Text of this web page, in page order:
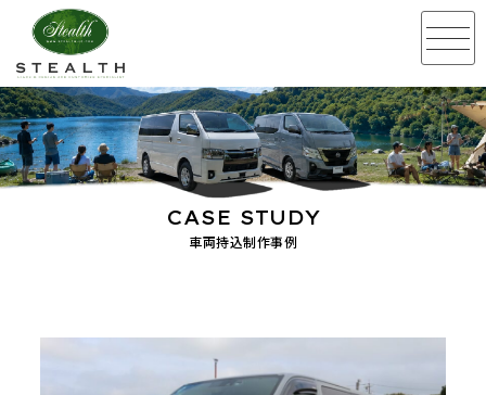
車両持込制作事例
CASE STUDY